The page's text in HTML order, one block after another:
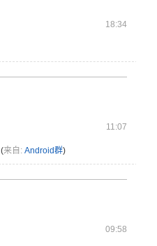
18:34
11:07
(来自: Android群)
09:58